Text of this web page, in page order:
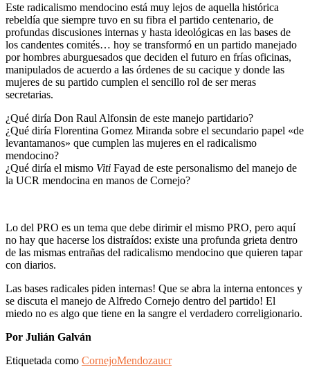
Este radicalismo mendocino está muy lejos de aquella histórica
rebeldía que siempre tuvo en su fibra el partido centenario, de
profundas discusiones internas y hasta ideológicas en las bases de
los candentes comités… hoy se transformó en un partido manejado
por hombres aburguesados que deciden el futuro en frías oficinas,
manipulados de acuerdo a las órdenes de su cacique y donde las
mujeres de su partido cumplen el sencillo rol de ser meras
secretarias.
¿Qué diría Don Raul Alfonsin de este manejo partidario?
¿Qué diría Florentina Gomez Miranda sobre el secundario papel «de
levantamanos» que cumplen las mujeres en el radicalismo
mendocino?
¿Qué diría el mismo Viti Fayad de este personalismo del manejo de
la UCR mendocina en manos de Cornejo?
Lo del PRO es un tema que debe dirimir el mismo PRO, pero aquí
no hay que hacerse los distraídos: existe una profunda grieta dentro
de las mismas entrañas del radicalismo mendocino que quieren tapar
con diarios.
Las bases radicales piden internas! Que se abra la interna entonces y
se discuta el manejo de Alfredo Cornejo dentro del partido! El
miedo no es algo que tiene en la sangre el verdadero correligionario.
Por Julián Galván
Etiquetada como CornejoMendozaucr